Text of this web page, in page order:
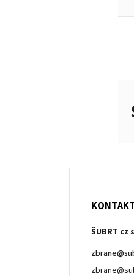
KONTAKT
ŠUBRT cz
zbrane@